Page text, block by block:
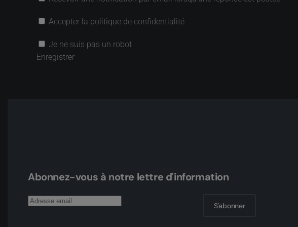
Accepter la politique de confidentialité
Je ne suis pas un robot
Enregistrer
Abonnez-vous à notre lettre d'information
S'abonner